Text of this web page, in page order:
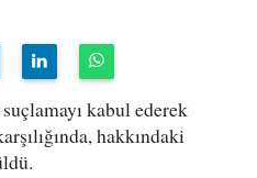
kabul ederek
hakkındaki